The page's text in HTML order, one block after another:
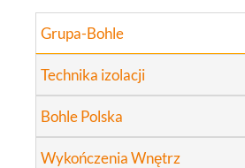
Grupa-Bohle
Technika izolacji
Bohle Polska
Wykończenia Wnętrz